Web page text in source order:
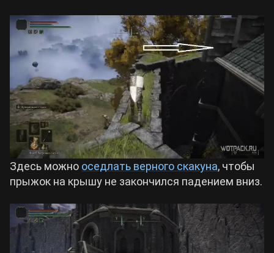
Здесь можно оседлать верного скакуна, чтобы
прыжок на крышу не закончился падением вниз.